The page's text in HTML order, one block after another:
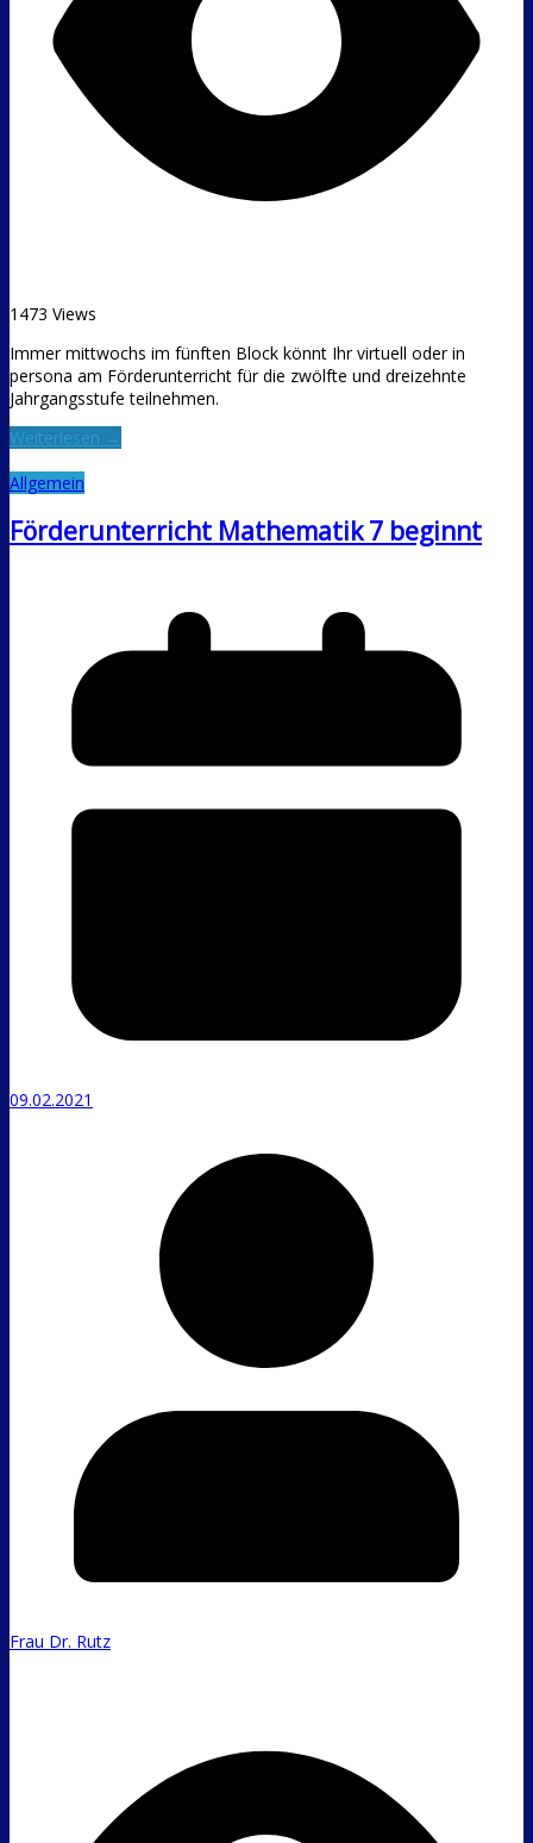
1473 Views
Immer mittwochs im fünften Block könnt Ihr virtuell oder in
persona am Förderunterricht für die zwölfte und dreizehnte
Jahrgangsstufe teilnehmen.
Weiterlesen →
Allgemein
Förderunterricht Mathematik 7 beginnt
09.02.2021
Frau Dr. Rutz